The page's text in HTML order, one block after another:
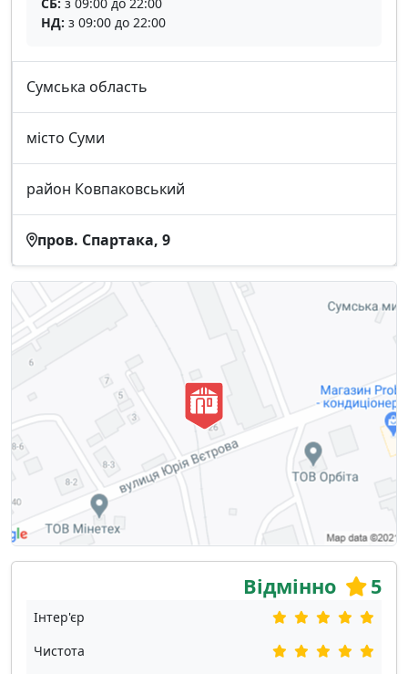
НД: з 09:00 до 22:00
Сумська область
місто Суми
район Ковпаковський
пров. Спартака, 9
Відмінно 5
Інтер'єр
Чистота